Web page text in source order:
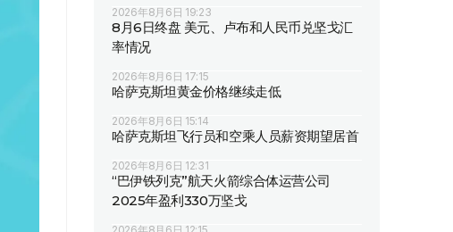
2026年8月6日 19:23
8月6日终盘 美元、卢布和人民币兑坚戈汇
率情况
2026年8月6日 17:15
哈萨克斯坦黄金价格继续走低
2026年8月6日 15:14
哈萨克斯坦飞行员和空乘人员薪资期望居首
2026年8月6日 12:31
“巴伊铁列克”航天火箭综合体运营公司
2025年盈利330万坚戈